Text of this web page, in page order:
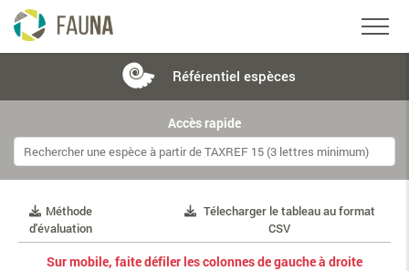
Référentiel espèces
Accès rapide
Méthode
d'évaluation
Télecharger le tableau au format
CSV
Sur mobile, faite défiler les colonnes de gauche à droite